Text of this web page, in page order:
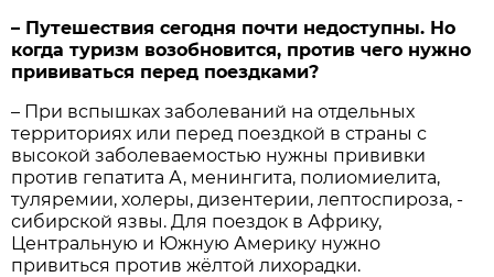
– Путешествия сегодня почти недоступны. Но
когда туризм возобновится, против чего нужно
прививаться перед поездками?
– При вспышках заболеваний на отдельных
территориях или перед поездкой в страны с
высокой заболеваемостью нужны прививки
против гепатита А, менингита, полиомиелита,
туляремии, холеры, дизентерии, лепто­спироза, ­
сибирской язвы. Для поездок в ­Африку,
Центральную и Южную Америку нужно
привиться против жёлтой лихорадки.